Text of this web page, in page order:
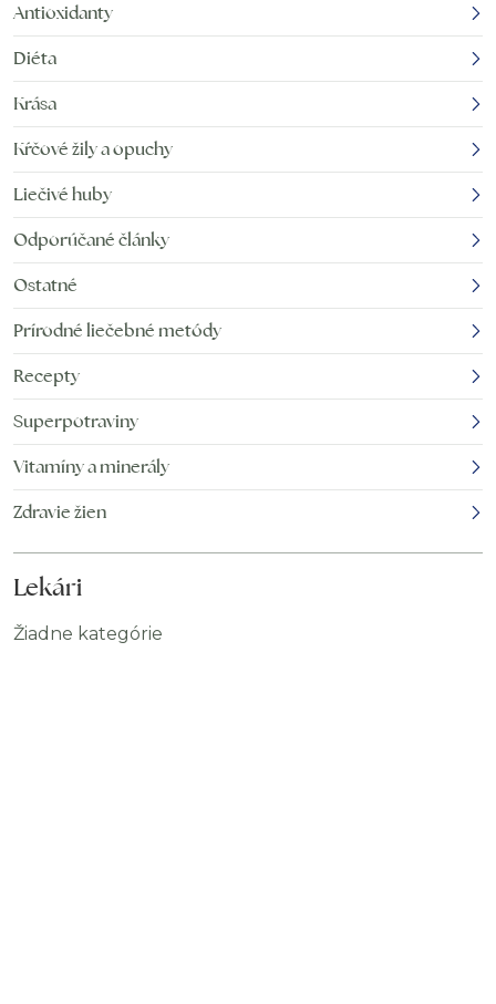
Antioxidanty
Diéta
Krása
Kŕčové žily a opuchy
Liečivé huby
Odporúčané články
Ostatné
Prírodné liečebné metódy
Recepty
Superpotraviny
Vitamíny a minerály
Zdravie žien
Lekári
Žiadne kategórie